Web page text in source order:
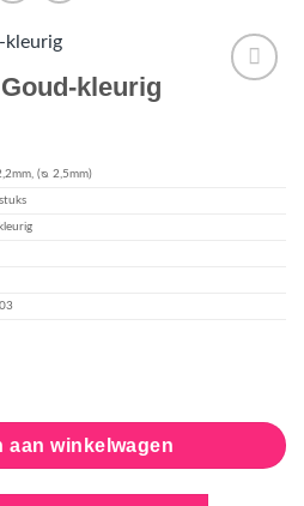
kleurig
(ᴓ 2,5mm)
aantal
aan winkelwagen